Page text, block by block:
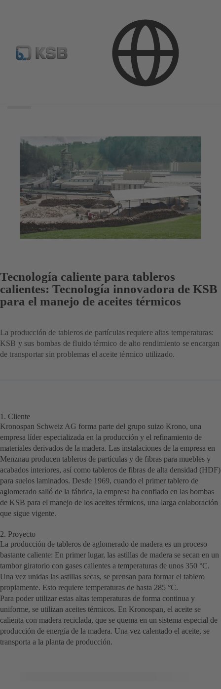
Tecnología caliente para tableros
calientes: Tecnología innovadora de KSB
para el manejo de aceites térmicos
La producción de tableros de partículas requiere altas temperaturas:
KSB y sus bombas de fluido térmico de alto rendimiento se encargan
de transportar sin problemas el aceite térmico utilizado.
1. Cliente
Kronospan Schweiz AG forma parte del grupo suizo Krono, una
empresa líder especializada en la producción y el refinamiento de
materiales derivados de la madera. Las instalaciones de la empresa en
Menznau producen tableros de partículas y de fibras para muebles y
acabados interiores, así como tableros de fibras de alta densidad (HDF)
para suelos laminados. Desde 1969, cuando el primer tablero de
aglomerado salió de la fábrica, la empresa ha confiado en las bombas
de KSB para el manejo de los aceites térmicos, una larga colaboración
que sigue vigente.
2. Proyecto
La producción de tableros de aglomerado de madera es un proceso
bastante caliente: En primer lugar, las astillas de madera se secan en un
tambor giratorio con gases calientes a temperaturas de unos 350 °C.
Una vez unidas las astillas secas, se prensan para formar el tablero
propiamente. Esto requiere temperaturas de hasta 285 °C.
Para poder utilizar estas altas temperaturas de forma continua y
uniforme, se utilizan aceites térmicos. En Kronospan, el aceite se
calienta con madera reciclada, que se quema en un sistema especial de
producción de energía de la madera. Una vez calentado el aceite, se
transporta a la planta de producción.